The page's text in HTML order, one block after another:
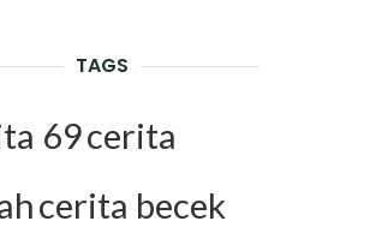
TAGS
69cerita
cerita becek